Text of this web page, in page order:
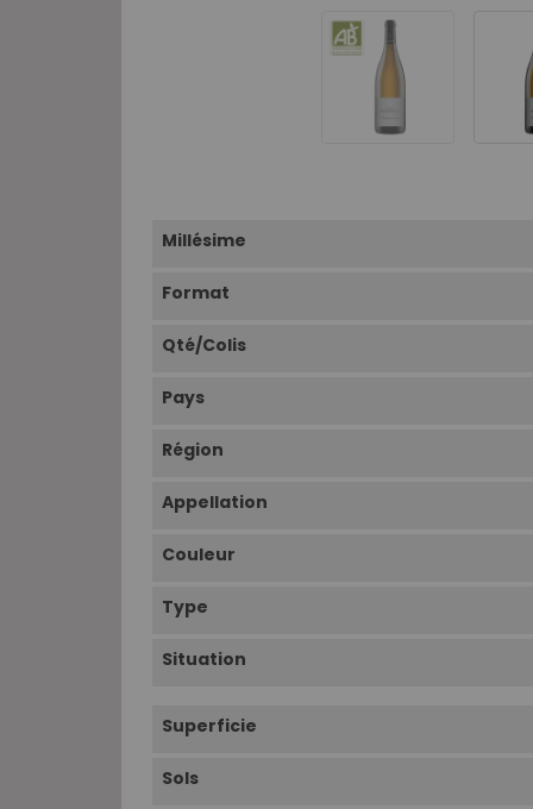
Millésime
Format
Qté/Colis
Pays
Région
Appellation
Couleur
Type
Situation
Superficie
Sols